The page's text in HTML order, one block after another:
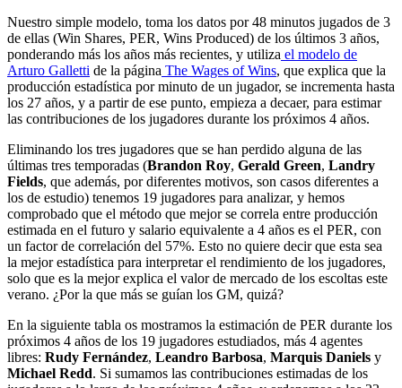
Nuestro simple modelo, toma los datos por 48 minutos jugados de 3
de ellas (Win Shares, PER, Wins Produced) de los últimos 3 años,
ponderando más los años más recientes, y utiliza el modelo de
Arturo Galletti de la página The Wages of Wins, que explica que la
producción estadística por minuto de un jugador, se incrementa hasta
los 27 años, y a partir de ese punto, empieza a decaer, para estimar
las contribuciones de los jugadores durante los próximos 4 años.
Eliminando los tres jugadores que se han perdido alguna de las
últimas tres temporadas (Brandon Roy, Gerald Green, Landry
Fields, que además, por diferentes motivos, son casos diferentes a
los de estudio) tenemos 19 jugadores para analizar, y hemos
comprobado que el método que mejor se correla entre producción
estimada en el futuro y salario equivalente a 4 años es el PER, con
un factor de correlación del 57%. Esto no quiere decir que esta sea
la mejor estadística para interpretar el rendimiento de los jugadores,
solo que es la mejor explica el valor de mercado de los escoltas este
verano. ¿Por la que más se guían los GM, quizá?
En la siguiente tabla os mostramos la estimación de PER durante los
próximos 4 años de los 19 jugadores estudiados, más 4 agentes
libres: Rudy Fernández, Leandro Barbosa, Marquis Daniels y
Michael Redd. Si sumamos las contribuciones estimadas de los